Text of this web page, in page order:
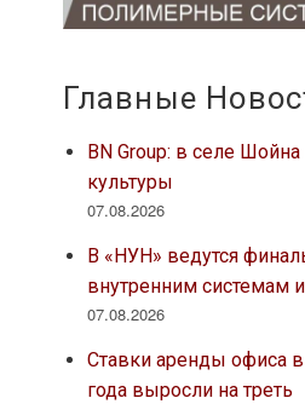
Главные
BN Group: в селе
культуры
07.08.2026
В «НУН» ведутся
внутренним системам
07.08.2026
Ставки аренды офиса
года выросли на треть